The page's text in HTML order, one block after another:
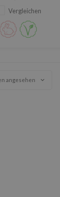
Haut.
Vergleichen
angesehen